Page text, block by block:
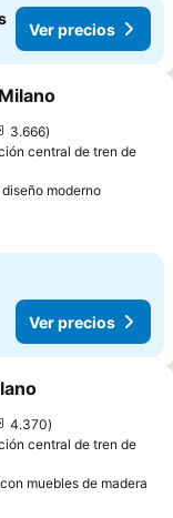
Ver precios
3.666
central de tren de
modernoVer
Ver precios
4.370
central de tren de
muebles de madera